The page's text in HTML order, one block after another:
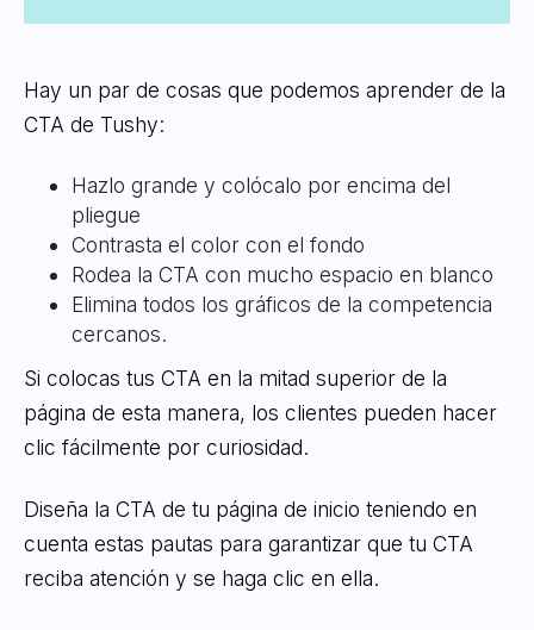
Hay un par de cosas que podemos aprender de la
CTA de Tushy:
Hazlo grande y colócalo por encima del
pliegue
Contrasta el color con el fondo
Rodea la CTA con mucho espacio en blanco
Elimina todos los gráficos de la competencia
cercanos.
Si colocas tus CTA en la mitad superior de la
página de esta manera, los clientes pueden hacer
clic fácilmente por curiosidad.
Diseña la CTA de tu página de inicio teniendo en
cuenta estas pautas para garantizar que tu CTA
reciba atención y se haga clic en ella.